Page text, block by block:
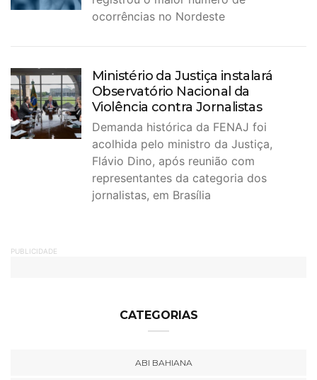
ocorrências no Nordeste
Ministério da Justiça instalará
Observatório Nacional da
Violência contra Jornalistas
Demanda histórica da FENAJ foi
acolhida pelo ministro da Justiça,
Flávio Dino, após reunião com
representantes da categoria dos
jornalistas, em Brasília
PUBLICIDADE
CATEGORIAS
ABI BAHIANA